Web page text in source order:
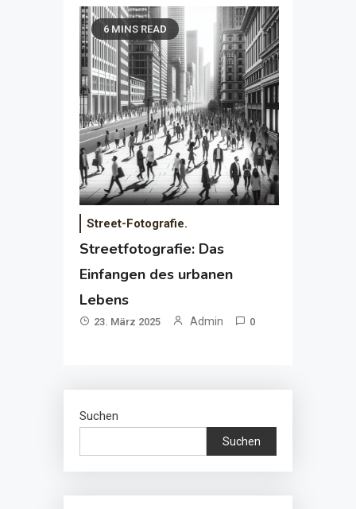
6 MINS READ
Street-Fotografie.
Streetfotografie: Das
Einfangen des urbanen
Lebens
23. März 2025 Admin 0
Suchen
Suchen